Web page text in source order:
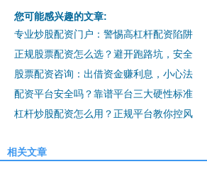
您可能感兴趣的文章:
专业炒股配资门户：警惕高杠杆配资陷阱
正规股票配资怎么选？避开跑路坑，安全
股票配资咨询：出借资金赚利息，小心法
配资平台安全吗？靠谱平台三大硬性标准
杠杆炒股配资怎么用？正规平台教你控风
相关文章